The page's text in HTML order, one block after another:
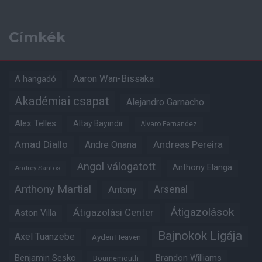
Címkék
A hangadó Aaron Wan-Bissaka
Akadémiai csapat Alejandro Garnacho
Alex Telles Altay Bayindir Alvaro Fernandez
Amad Diallo Andre Onana Andreas Pereira
Andrey Santos Angol válogatott Anthony Elanga
Anthony Martial Antony Arsenal
Aston Villa Átigazolási Center Átigazolások
Axel Tuanzebe Ayden Heaven Bajnokok Ligája
Benjamin Sesko Bournemouth Brandon Williams